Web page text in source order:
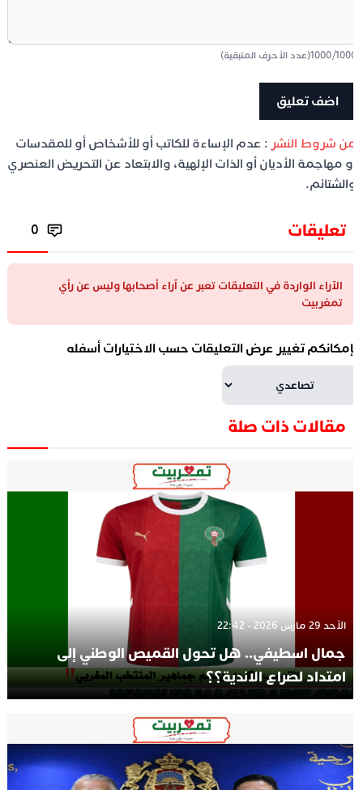
/
1000(عدد الأحرف المتبقية)
شروط النشر: عدم الإساءة للكاتب أو للأشخاص أو للمقدسات
مهاجمة الأديان أو الذات الإلهية، والابتعاد عن التحريض العنصري
تعليقات 0
الآراء الواردة في التعليقات تعبر عن آراء أصحابها وليس عن رأي
تمغربيت
تغيير عرض التعليقات حسب الاختيارات أسفله
مقالات ذات صلة
الأحد 29 مارس 2026 - 22:42
جمال اسطيفي.. هل تحول القميص الوطني إلى
امتداد لصراع الاندية؟؟